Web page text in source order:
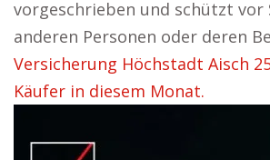
vorgeschrieben und schützt vor
anderen Personen oder deren
Versicherung Höchstadt Aisch
Käufer in diesem Monat.